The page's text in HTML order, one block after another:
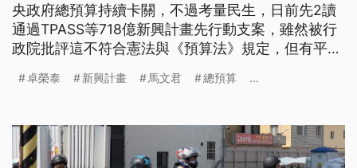
央政府總預算持續卡關，不過考量民生，日前先2讀
通過TPASS等718億新興計畫先行動支案，雖然被行
政院批評這不符合憲法與《預算法》規定，但有平面
行，最快3月底開始執行。對此行政院長卓榮泰沒有
卓榮泰 新興計畫 馬文君 總預算 ...